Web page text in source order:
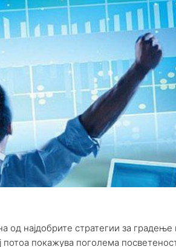
од најдобрите стратегии за градење
покажува поголема